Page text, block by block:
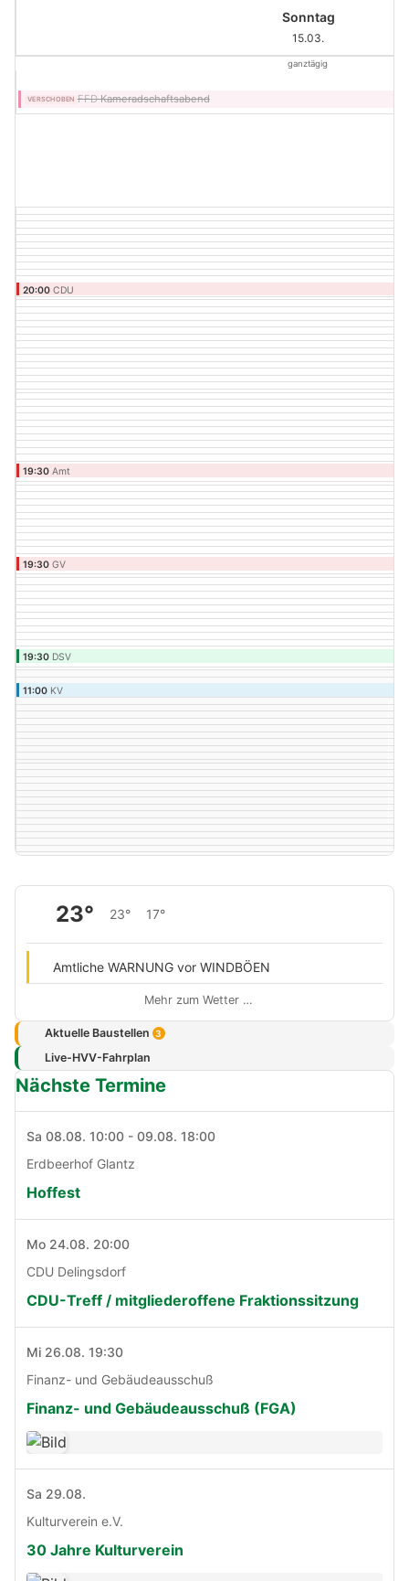
Sonntag
15.03.
ganztägig
VERSCHOBEN FFDKameradschaftsabend
20:00 CDU
CDU-Treff / mitgliederoffene Fraktionssitzung
19:30 Amt
Amtsausschuß
19:30 GV
Gemeindevertretung
19:30 DSV
Jahreshauptversammlung
11:00 KV
Spielzeugmarkt
23° 23° 17°
Amtliche WARNUNG vor WINDBÖEN
Mehr zum Wetter …
Aktuelle Baustellen 3
Live-HVV-Fahrplan
Nächste Termine
Sa 08.08. 10:00 - 09.08. 18:00
Erdbeerhof Glantz
Hoffest
Mo 24.08. 20:00
CDU Delingsdorf
CDU-Treff / mitgliederoffene Fraktionssitzung
Mi 26.08. 19:30
Finanz- und Gebäudeausschuß
Finanz- und Gebäudeausschuß (FGA)
Sa 29.08.
Kulturverein e.V.
30 Jahre Kulturverein